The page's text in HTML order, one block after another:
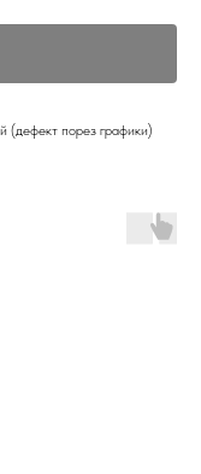
(дефект порез графики)